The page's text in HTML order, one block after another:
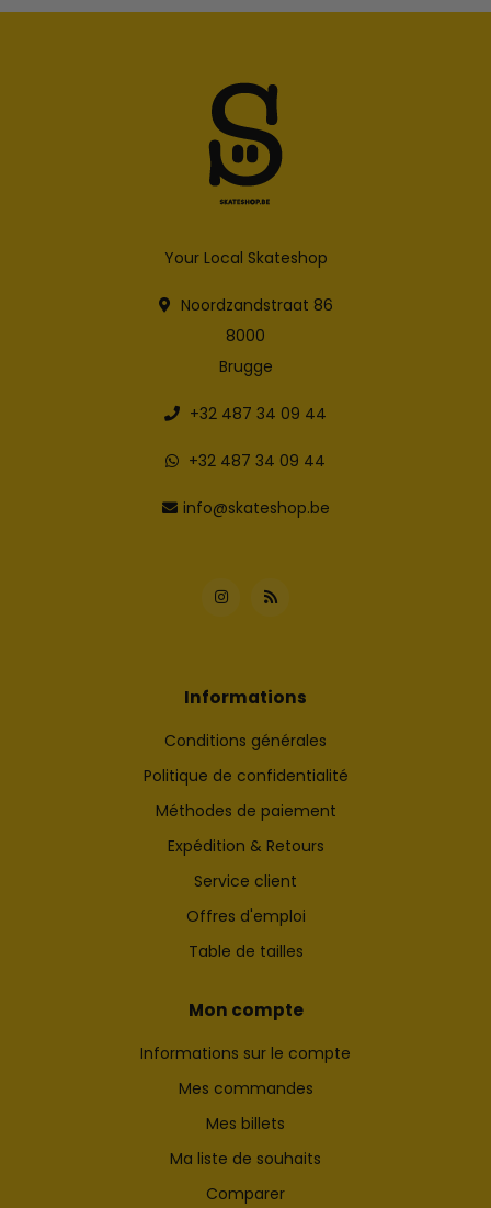
Your Local Skateshop
Noordzandstraat 86
8000
Brugge
+32 487 34 09 44
+32 487 34 09 44
info@skateshop.be
Informations
Conditions générales
Politique de confidentialité
Méthodes de paiement
Expédition & Retours
Service client
Offres d'emploi
Table de tailles
Mon compte
Informations sur le compte
Mes commandes
Mes billets
Ma liste de souhaits
Comparer